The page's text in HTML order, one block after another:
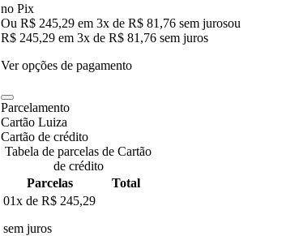
no Pix
Ou R$ 245,29 em 3x de R$ 81,76 sem jurosou
R$ 245,29 em 3x de R$ 81,76 sem juros
Ver opções de pagamento
Parcelamento
Cartão Luiza
Cartão de crédito
Tabela de parcelas de Cartão
de crédito
Parcelas
Total
01x de R$ 245,29
sem juros